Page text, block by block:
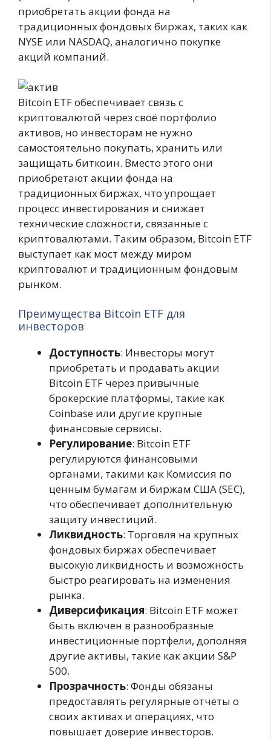
приобретать акции фонда на
традиционных фондовых биржах, таких как
NYSE или NASDAQ, аналогично покупке
акций компаний.
Bitcoin ETF обеспечивает связь с
криптовалютой через своё портфолио
активов, но инвесторам не нужно
самостоятельно покупать, хранить или
защищать биткоин. Вместо этого они
приобретают акции фонда на
традиционных биржах, что упрощает
процесс инвестирования и снижает
технические сложности, связанные с
криптовалютами. Таким образом, Bitcoin ETF
выступает как мост между миром
криптовалют и традиционным фондовым
рынком.
Преимущества Bitcoin ETF для
инвесторов
Доступность: Инвесторы могут
приобретать и продавать акции
Bitcoin ETF через привычные
брокерские платформы, такие как
Coinbase или другие крупные
финансовые сервисы.
Регулирование: Bitcoin ETF
регулируются финансовыми
органами, такими как Комиссия по
ценным бумагам и биржам США (SEC),
что обеспечивает дополнительную
защиту инвестиций.
Ликвидность: Торговля на крупных
фондовых биржах обеспечивает
высокую ликвидность и возможность
быстро реагировать на изменения
рынка.
Диверсификация: Bitcoin ETF может
быть включен в разнообразные
инвестиционные портфели, дополняя
другие активы, такие как акции S&P
500.
Прозрачность: Фонды обязаны
предоставлять регулярные отчёты о
своих активах и операциях, что
повышает доверие инвесторов.